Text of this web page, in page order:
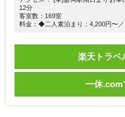
12分
客室数：169室
料金：◆二人素泊まり：4,200円〜／
楽天トラベ
一休.com